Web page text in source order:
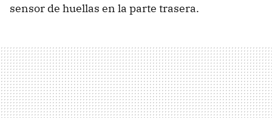
sensor de huellas en la parte trasera.